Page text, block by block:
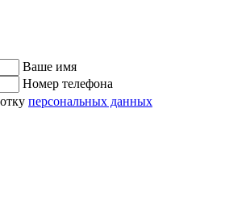
Ваше имя
Номер телефона
персональных данных